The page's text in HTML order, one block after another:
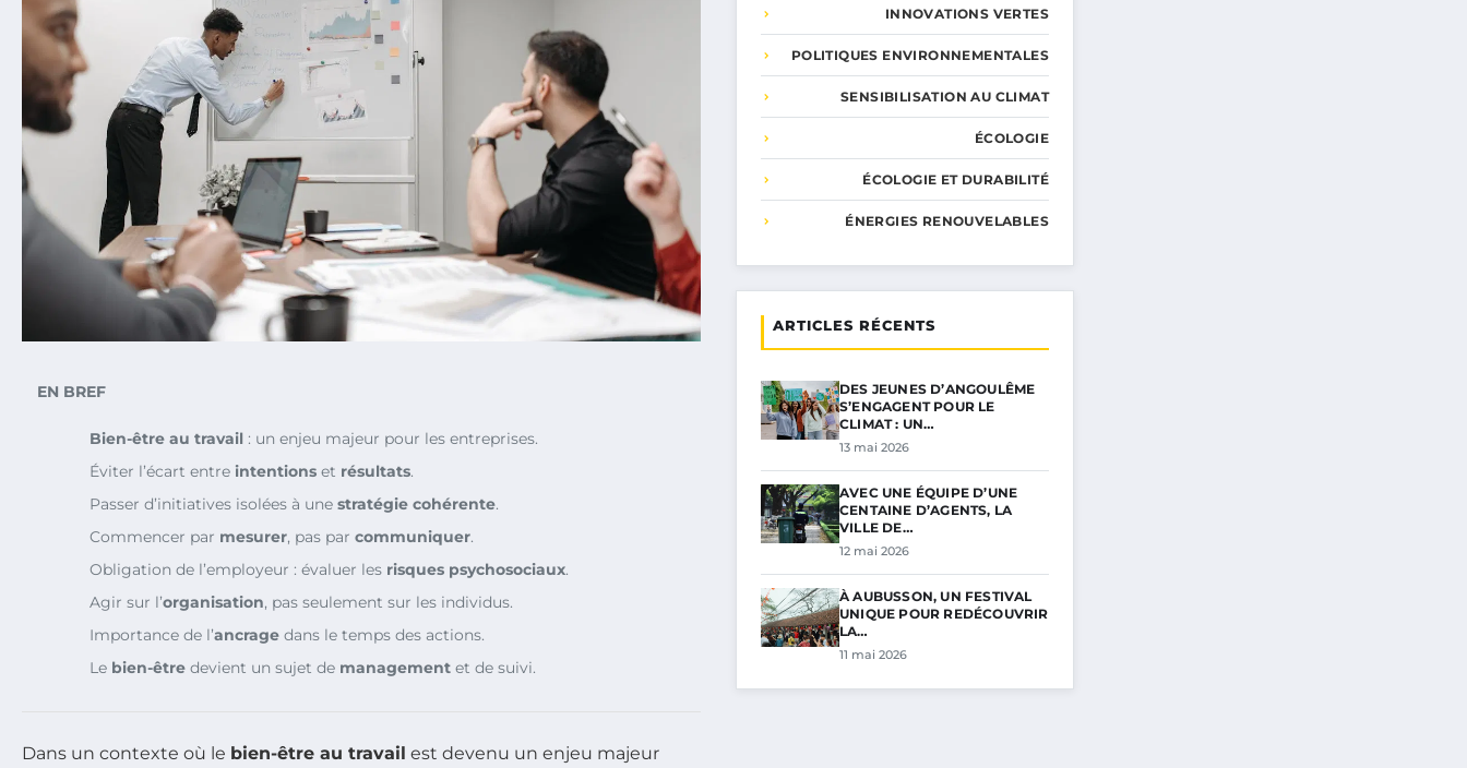
EN BREF
Bien-être au travail : un enjeu majeur pour les entreprises.
Éviter l’écart entre intentions et résultats.
Passer d’initiatives isolées à une stratégie cohérente.
Commencer par mesurer, pas par communiquer.
Obligation de l’employeur : évaluer les risques psychosociaux.
Agir sur l’organisation, pas seulement sur les individus.
Importance de l’ancrage dans le temps des actions.
Le bien-être devient un sujet de management et de suivi.
Dans un contexte où le bien-être au travail est devenu un enjeu majeur
INNOVATIONS VERTES
POLITIQUES ENVIRONNEMENTALES
SENSIBILISATION AU CLIMAT
ÉCOLOGIE
ÉCOLOGIE ET DURABILITÉ
ÉNERGIES RENOUVELABLES
ARTICLES RÉCENTS
DES JEUNES D’ANGOULÊME
S’ENGAGENT POUR LE
CLIMAT : UN…
13 mai 2026
AVEC UNE ÉQUIPE D’UNE
CENTAINE D’AGENTS, LA
VILLE DE…
12 mai 2026
À AUBUSSON, UN FESTIVAL
UNIQUE POUR REDÉCOUVRIR
LA…
11 mai 2026